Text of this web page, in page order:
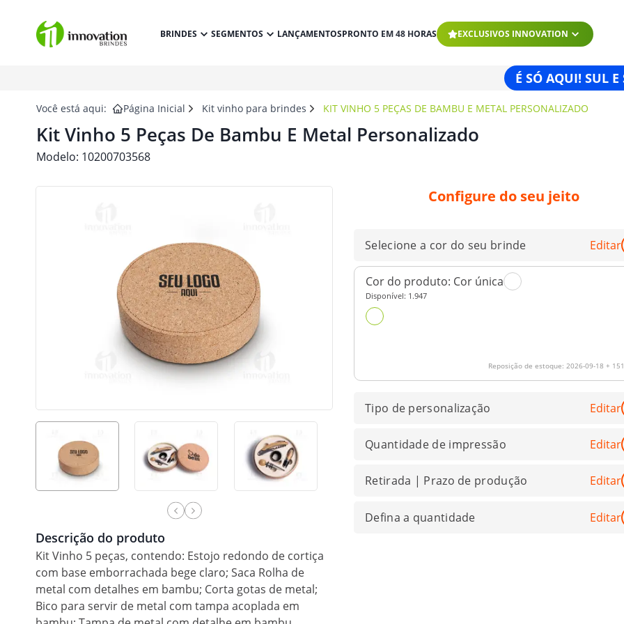
BRINDES SEGMENTOS LANÇAMENTOSPRONTO EM 48 HORAS EXCLUSIVOS INNOVATION
É SÓ AQUI! SUL E
Você está aqui: Página Inicial Kit vinho para brindes KIT VINHO 5 PEÇAS DE BAMBU E METAL PERSONALIZADO
Kit Vinho 5 Peças De Bambu E Metal Personalizado
Modelo: 10200703568
Descrição do produto
Kit Vinho 5 peças, contendo: Estojo redondo de cortiça
com base emborrachada bege claro; Saca Rolha de
metal com detalhes em bambu; Corta gotas de metal;
Bico para servir de metal com tampa acoplada em
Configure do seu jeito
Selecione a cor do seu brinde Editar
Cor do produto: Cor única
Disponível: 1.947
Reposição de estoque: 2026-09-18 +
Tipo de personalização Editar
Quantidade de impressão Editar
Retirada | Prazo de produção Editar
Defina a quantidade Editar